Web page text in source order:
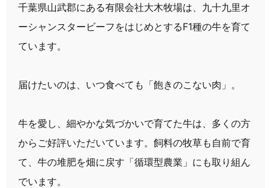
千葉県山武郡にある有限会社大木牧場は、 九十九里オ
ーシャンスタービーフをはじめとするF1種の牛を育て
ています。
届けたいのは、いつ食べても「飽きのこない肉」。
牛を愛し、細やかな気づかいで育てた牛は、多くの方
からご好評いただいています。 飼料の牧草も自前で育
て、牛の堆肥を畑に戻す「循環型農業」にも取り組ん
でいます。